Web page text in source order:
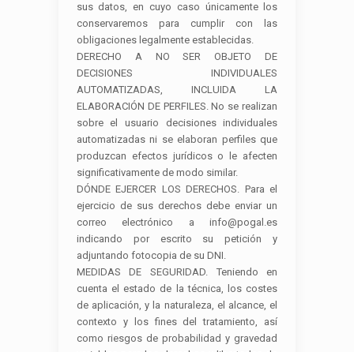
sus datos, en cuyo caso únicamente los
conservaremos para cumplir con las
obligaciones legalmente establecidas.
DERECHO A NO SER OBJETO DE
DECISIONES INDIVIDUALES
AUTOMATIZADAS, INCLUIDA LA
ELABORACIÓN DE PERFILES. No se realizan
sobre el usuario decisiones individuales
automatizadas ni se elaboran perfiles que
produzcan efectos jurídicos o le afecten
significativamente de modo similar.
DÓNDE EJERCER LOS DERECHOS. Para el
ejercicio de sus derechos debe enviar un
correo electrónico a info@pogal.es
indicando por escrito su petición y
adjuntando fotocopia de su DNI.
MEDIDAS DE SEGURIDAD. Teniendo en
cuenta el estado de la técnica, los costes
de aplicación, y la naturaleza, el alcance, el
contexto y los fines del tratamiento, así
como riesgos de probabilidad y gravedad